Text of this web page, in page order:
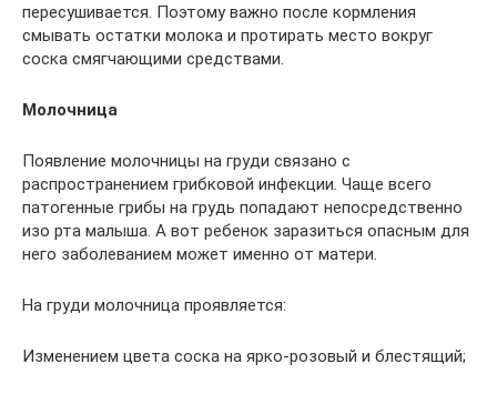
пересушивается. Поэтому важно после кормления
смывать остатки молока и протирать место вокруг
соска смягчающими средствами.
Молочница
Появление молочницы на груди связано с
распространением грибковой инфекции. Чаще всего
патогенные грибы на грудь попадают непосредственно
изо рта малыша. А вот ребенок заразиться опасным для
него заболеванием может именно от матери.
На груди молочница проявляется:
Изменением цвета соска на ярко-розовый и блестящий;